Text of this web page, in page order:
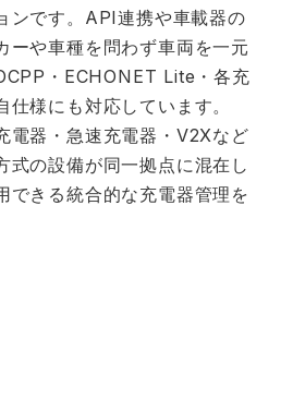
ンです。API連携や車載器の
ーや車種を問わず車両を一元
・ECHONET Lite・各充
様にも対応しています。
電器・急速充電器・V2Xなど
式の設備が同一拠点に混在し
できる統合的な充電器管理を